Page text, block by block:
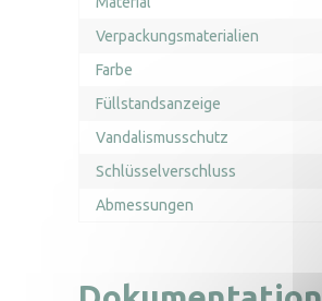
Verpackungsmaterialien
Farbe
Füllstandsanzeige
Vandalismusschutz
Schlüsselverschluss
Abmessungen